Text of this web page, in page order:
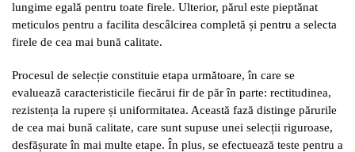
lungime egală pentru toate firele. Ulterior, părul este pieptănat
meticulos pentru a facilita descâlcirea completă și pentru a selecta
firele de cea mai bună calitate.
Procesul de selecție constituie etapa următoare, în care se
evaluează caracteristicile fiecărui fir de păr în parte: rectitudinea,
rezistența la rupere și uniformitatea. Această fază distinge părurile
de cea mai bună calitate, care sunt supuse unei selecții riguroase,
desfășurate în mai multe etape. În plus, se efectuează teste pentru a